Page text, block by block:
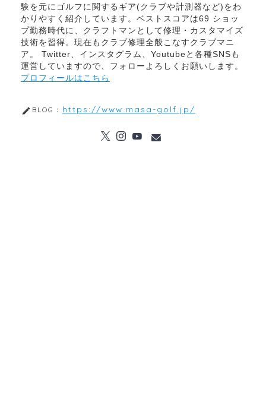
験を元にゴルフに関するギア(クラブや計測器など)をわ
かりやすく紹介しています。ベストスコアは69 ショッ
プ勤務時代に、クラフトマンとして修理・カスタマイズ
技術を習得。現在もクラブ修理全般こなすクラブマニ
ア。 Twitter、インスタグラム、Youtubeと各種SNSも
運営していますので、フォローよろしくお願いします。
プロフィールはこちら
BLOG： https://www.masa-golf.jp/